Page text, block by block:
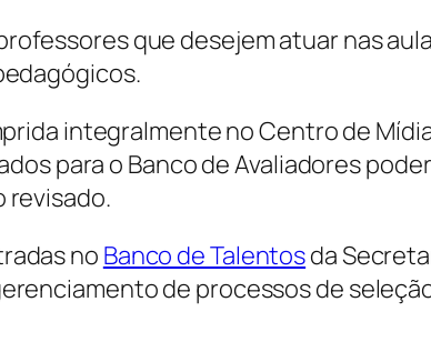
que desejem atuar nas
integralmente no Centro de
para o Banco de Avaliadores
revisado.
no Banco de Talentosda
de processos de